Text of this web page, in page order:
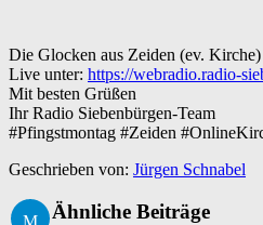
Die Glocken aus Zeiden (ev.
Live unter: https://webradio.radio-
Mit besten Grüßen
Ihr Radio Siebenbürgen-Team
#Pfingstmontag #Zeiden
Geschrieben von: Jürgen Schnabel
Ähnliche Beiträge